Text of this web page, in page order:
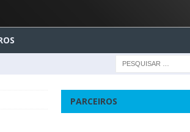
PARCEIROS